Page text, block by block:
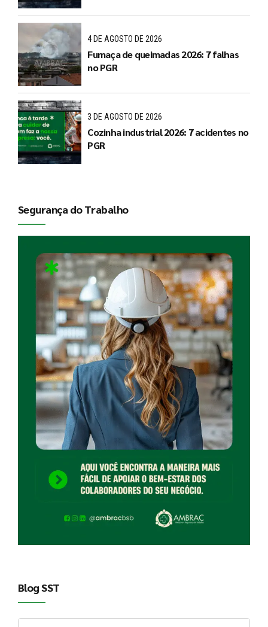
4 DE AGOSTO DE 2026
Fumaça de queimadas 2026: 7 falhas
no PGR
3 DE AGOSTO DE 2026
Cozinha industrial 2026: 7 acidentes no
PGR
Segurança do Trabalho
Blog SST